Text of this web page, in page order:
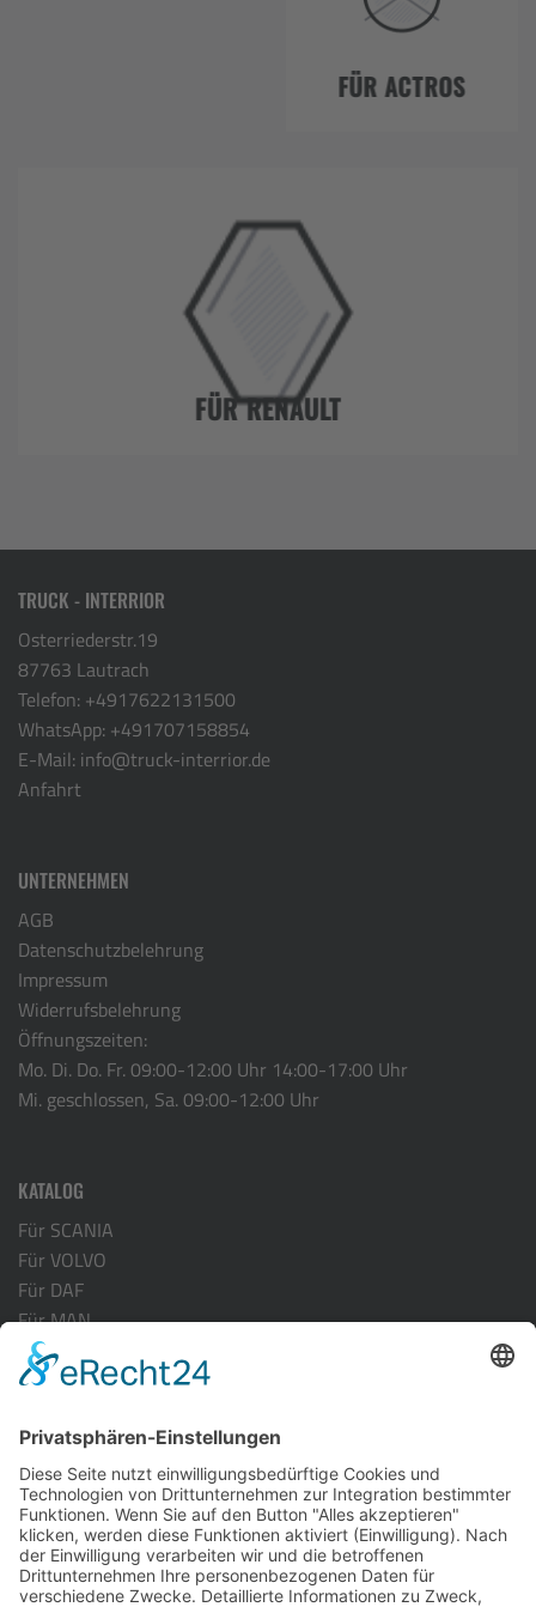
FÜR ACTROS
FÜR RENAULT
TRUCK - INTERRIOR
Osterriederstr.19
87763 Lautrach
Telefon: +4917622131500
WhatsApp: +491707158854
E-Mail: info@truck-interrior.de
Anfahrt
UNTERNEHMEN
AGB
Datenschutzbelehrung
Impressum
Widerrufsbelehrung
Öffnungszeiten:
Mo. Di. Do. Fr. 09:00-12:00 Uhr 14:00-17:00 Uhr
Mi. geschlossen, Sa. 09:00-12:00 Uhr
KATALOG
Für SCANIA
Für VOLVO
Für DAF
Für MAN
Für ACTROS MP-4
Für RENAULT
INFORMATION
Versandarten
Zahlungsarten
Kontakt
Vertrag widerrufen